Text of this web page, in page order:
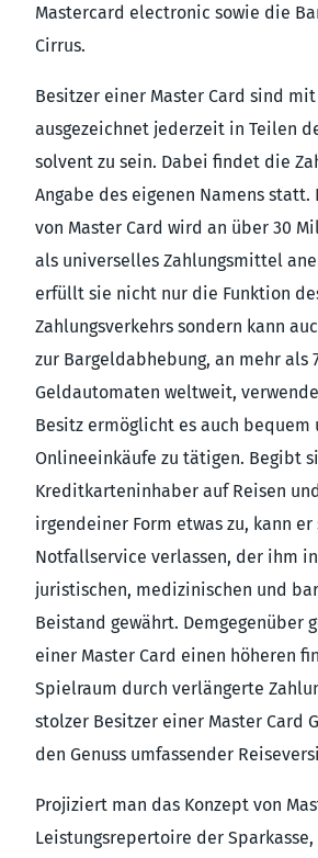
Mastercard electronic sowie die
Cirrus.
Besitzer einer Master Card sind
ausgezeichnet jederzeit in Teilen
solvent zu sein. Dabei findet die
Angabe des eigenen Namens
von Master Card wird an über 30
als universelles Zahlungsmittel
erfüllt sie nicht nur die Funktion
Zahlungsverkehrs sondern kann
zur Bargeldabhebung, an mehr als
Geldautomaten weltweit,
Besitz ermöglicht es auch bequem
Onlineeinkäufe zu tätigen. Begibt
Kreditkarteninhaber auf Reisen
irgendeiner Form etwas zu, kann
Notfallservice verlassen, der ihm
juristischen, medizinischen und
Beistand gewährt. Demgegenüber
einer Master Card einen höheren
Spielraum durch verlängerte
stolzer Besitzer einer Master Card
den Genuss umfassender
Projiziert man das Konzept von
Leistungsrepertoire der